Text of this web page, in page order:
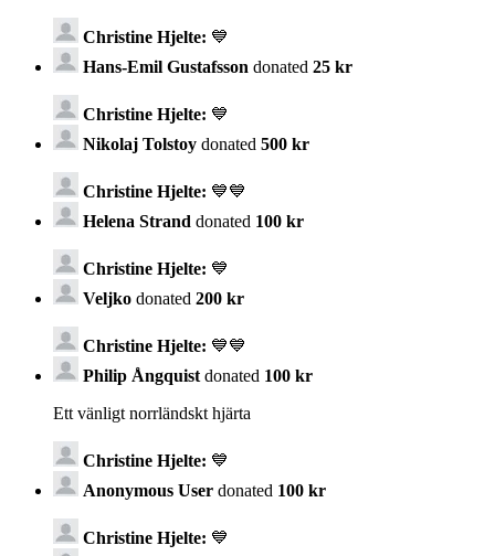
Christine Hjelte: 💙
Hans-Emil Gustafsson donated 25 kr
Christine Hjelte: 💙
Nikolaj Tolstoy donated 500 kr
Christine Hjelte: 💙💙
Helena Strand donated 100 kr
Christine Hjelte: 💙
Veljko donated 200 kr
Christine Hjelte: 💙💙
Philip Ångquist donated 100 kr
Ett vänligt norrländskt hjärta
Christine Hjelte: 💙
Anonymous User donated 100 kr
Christine Hjelte: 💙